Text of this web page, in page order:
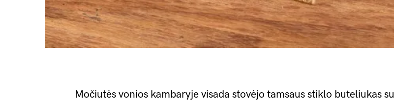
Močiutės vonios kambaryje visada stovėjo tamsaus stiklo buteliukas su